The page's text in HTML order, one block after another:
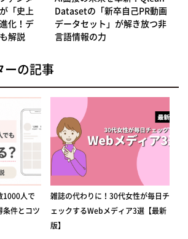
「史上
化！デ
解説
Datasetの「新卒自己PR動画
データセット」が解き放つ非
言語情報の力
ーの記事
1000人で
条件とコツ
雑誌の代わりに！30代女性が毎日チ
ェックするWebメディア3選【最新
版】